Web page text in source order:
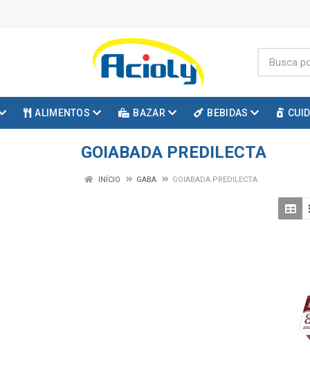
ALIMENTOS BAZAR BEBIDAS
GOIABADA PREDILECTA
INÍCIO GABA GOIABADA PREDILECTA